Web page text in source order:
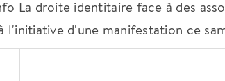
La droite identitaire face à des
l'initiative d'une manifestation ce